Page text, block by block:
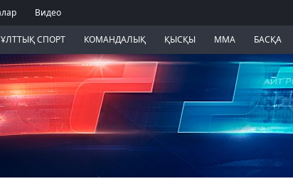
Видео
ҰЛТТЫҚ СПОРТ КОМАНДАЛЫҚ ҚЫСҚЫ ММА БАСҚА